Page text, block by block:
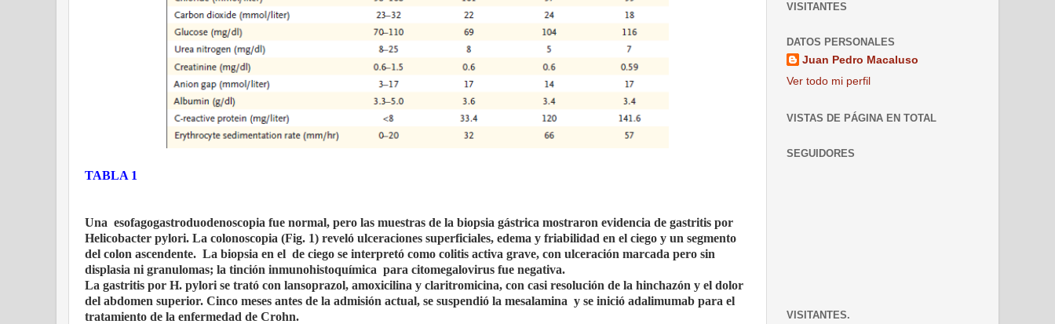
TABLA 1
Una esofagogastroduodenoscopia fue normal, pero las muestras de la biopsia gástrica mostraron evidencia de gastritis por
Helicobacter pylori. La colonoscopia (Fig. 1) reveló ulceraciones superficiales, edema y friabilidad en el ciego y un segmento
del colon ascendente. La biopsia en el de ciego se interpretó como colitis activa grave, con ulceración marcada pero sin
displasia ni granulomas; la tinción inmunohistoquímica para citomegalovirus fue negativa.
La gastritis por H. pylori se trató con lansoprazol, amoxicilina y claritromicina, con casi resolución de la hinchazón y el dolor
del abdomen superior. Cinco meses antes de la admisión actual, se suspendió la mesalamina y se inició adalimumab para el
tratamiento de la enfermedad de Crohn.
VISITANTES
DATOS PERSONALES
Juan Pedro Macaluso
Ver todo mi perfil
VISTAS DE PÁGINA EN TOTAL
SEGUIDORES
VISITANTES.